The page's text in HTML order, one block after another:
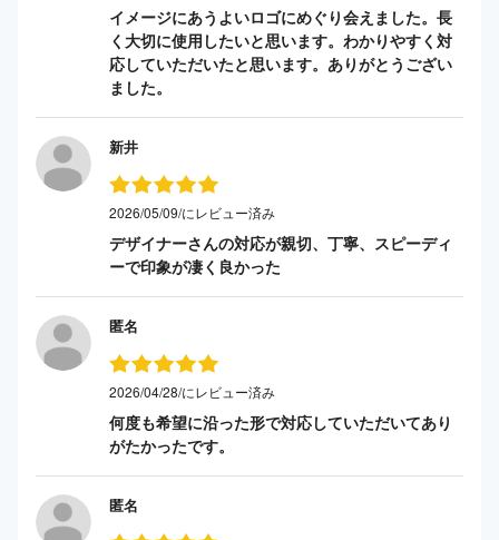
イメージにあうよいロゴにめぐり会えました。長
く大切に使用したいと思います。わかりやすく対
応していただいたと思います。ありがとうござい
ました。
新井
2026/05/09/にレビュー済み
デザイナーさんの対応が親切、丁寧、スピーディ
ーで印象が凄く良かった
匿名
2026/04/28/にレビュー済み
何度も希望に沿った形で対応していただいてあり
がたかったです。
匿名